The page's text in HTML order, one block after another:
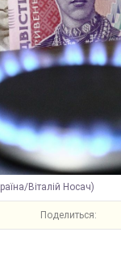
Віталій Носач)
Поделиться: